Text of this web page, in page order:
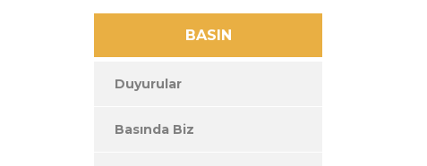
BASIN
Duyurular
Basında Biz